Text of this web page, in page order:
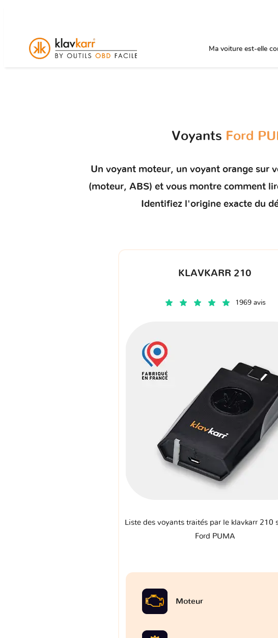
Ma voiture est-elle
Voyants Ford
Un voyant moteur, un voyant orange sur
(moteur, ABS) et vous montre comment
Identifiez l'origine exacte du
KLAVKARR 210
1969 avis
Liste des voyants traités par le klavkarr 210
Ford PUMA
Moteur